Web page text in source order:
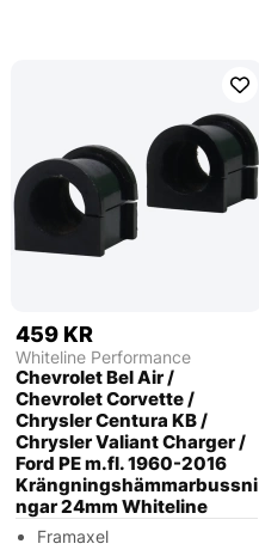
459 KR
Whiteline Performance
Chevrolet Bel Air /
Chevrolet Corvette /
Chrysler Centura KB /
Chrysler Valiant Charger /
Ford PE m.fl. 1960-2016
Krängningshämmarbussni
ngar 24mm Whiteline
Framaxel